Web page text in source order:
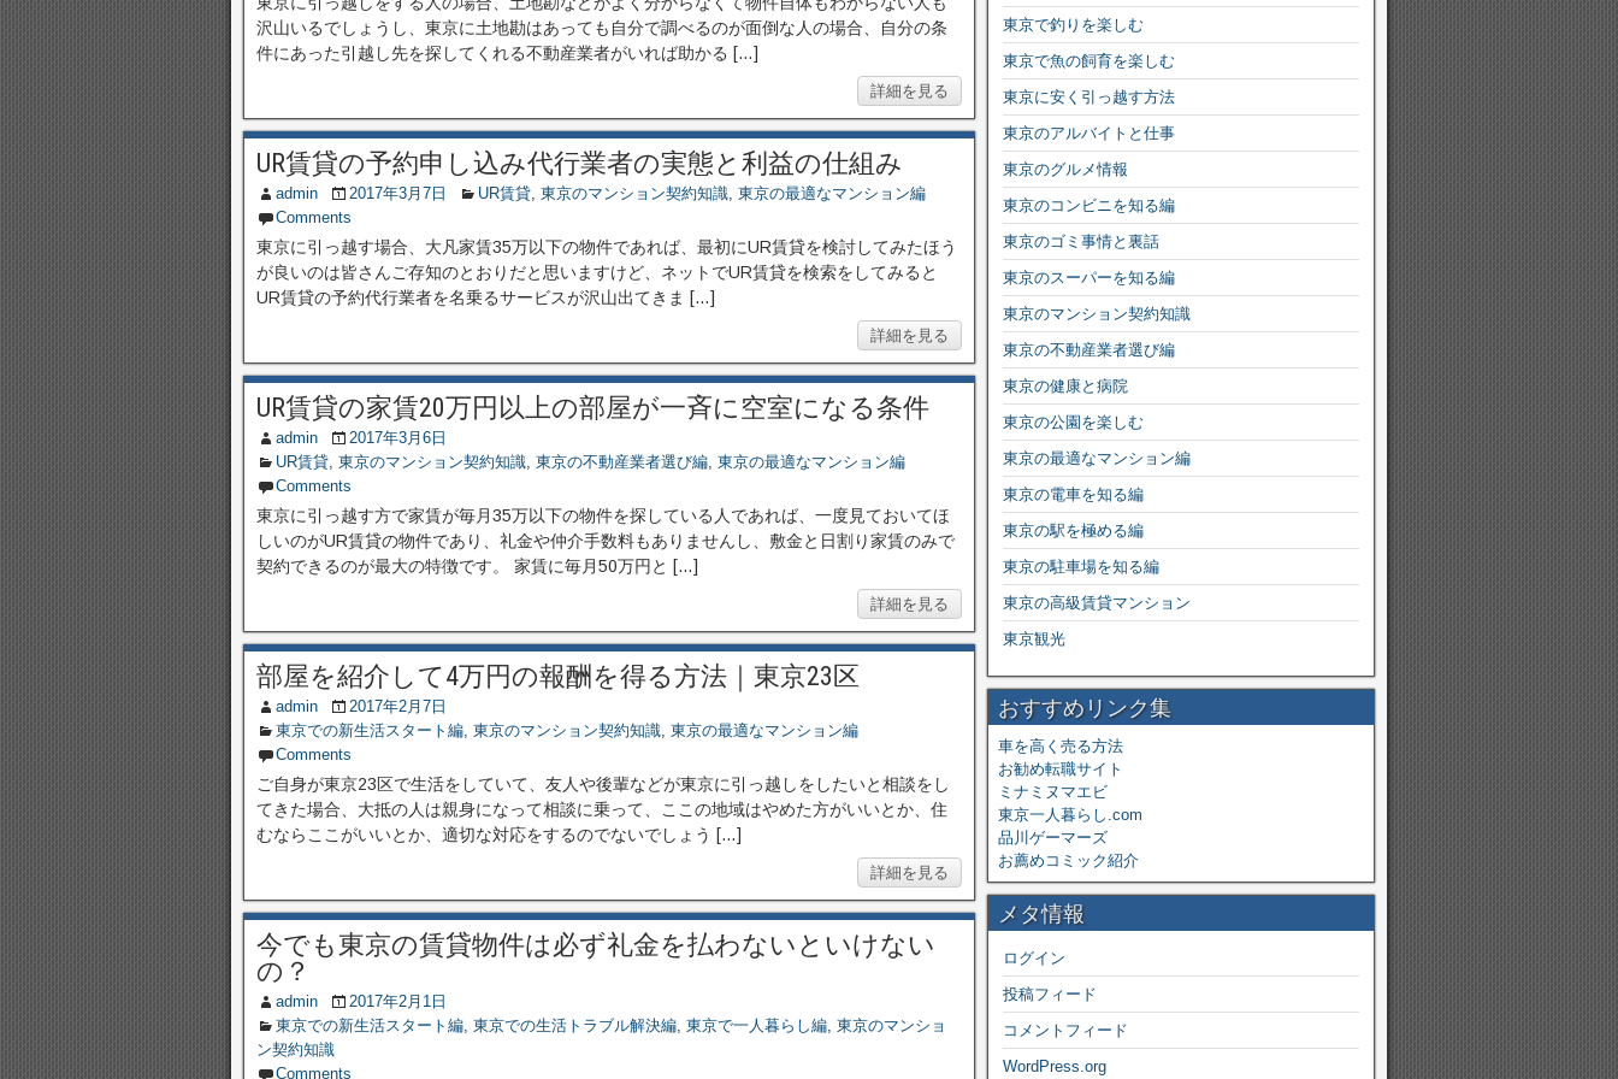
沢山いるでしょうし、東京に土地勘はあっても自分で調べるのが面倒な人の場合、自分の条
件にあった引越し先を探してくれる不動産業者がいれば助かる […]
詳細を見る
UR賃貸の予約申し込み代行業者の実態と利益の仕組み
admin 2017年3月7日 UR賃貸, 東京のマンション契約知識, 東京の最適なマンション編
Comments
東京に引っ越す場合、大凡家賃35万以下の物件であれば、最初にUR賃貸を検討してみたほう
が良いのは皆さんご存知のとおりだと思いますけど、ネットでUR賃貸を検索をしてみると
UR賃貸の予約代行業者を名乗るサービスが沢山出てきま […]
詳細を見る
UR賃貸の家賃20万円以上の部屋が一斉に空室になる条件
admin
2017年3月6日
UR賃貸, 東京のマンション契約知識, 東京の不動産業者選び編, 東京の最適なマンション編
Comments
東京に引っ越す方で家賃が毎月35万以下の物件を探している人であれば、一度見ておいてほ
しいのがUR賃貸の物件であり、礼金や仲介手数料もありませんし、敷金と日割り家賃のみで
契約できるのが最大の特徴です。 家賃に毎月50万円と […]
詳細を見る
部屋を紹介して4万円の報酬を得る方法｜東京23区
admin
2017年2月7日
東京での新生活スタート編, 東京のマンション契約知識, 東京の最適なマンション編
Comments
ご自身が東京23区で生活をしていて、友人や後輩などが東京に引っ越しをしたいと相談をし
てきた場合、大抵の人は親身になって相談に乗って、ここの地域はやめた方がいいとか、住
むならここがいいとか、適切な対応をするのでないでしょう […]
詳細を見る
今でも東京の賃貸物件は必ず礼金を払わないといけない
の？
admin
2017年2月1日
東京での新生活スタート編, 東京での生活トラブル解決編, 東京で一人暮らし編, 東京のマンショ
ン契約知識
Comments
東京で釣りを楽しむ
東京で魚の飼育を楽しむ
東京に安く引っ越す方法
東京のアルバイトと仕事
東京のグルメ情報
東京のコンビニを知る編
東京のゴミ事情と裏話
東京のスーパーを知る編
東京のマンション契約知識
東京の不動産業者選び編
東京の健康と病院
東京の公園を楽しむ
東京の最適なマンション編
東京の電車を知る編
東京の駅を極める編
東京の駐車場を知る編
東京の高級賃貸マンション
東京観光
おすすめリンク集
車を高く売る方法
お勧め転職サイト
ミナミヌマエビ
東京一人暮らし.com
品川ゲーマーズ
お薦めコミック紹介
メタ情報
ログイン
投稿フィード
コメントフィード
WordPress.org